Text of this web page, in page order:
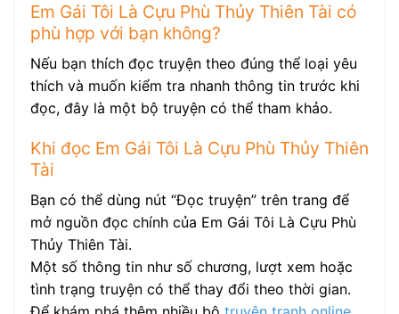
Em Gái Tôi Là Cựu Phù Thủy Thiên Tài có
phù hợp với bạn không?
Nếu bạn thích đọc truyện theo đúng thể loại yêu
thích và muốn kiểm tra nhanh thông tin trước khi
đọc, đây là một bộ truyện có thể tham khảo.
Khi đọc Em Gái Tôi Là Cựu Phù Thủy Thiên
Tài
Bạn có thể dùng nút “Đọc truyện” trên trang để
mở nguồn đọc chính của Em Gái Tôi Là Cựu Phù
Thủy Thiên Tài.
Một số thông tin như số chương, lượt xem hoặc
tình trạng truyện có thể thay đổi theo thời gian.